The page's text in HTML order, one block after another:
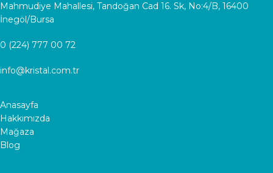
Mahmudiye Mahallesi, Tandoğan Cad 16. Sk, No:4/B, 16400
İnegöl/Bursa
0 (224) 777 00 72
info@kristal.com.tr
Anasayfa
Hakkımızda
Mağaza
Blog